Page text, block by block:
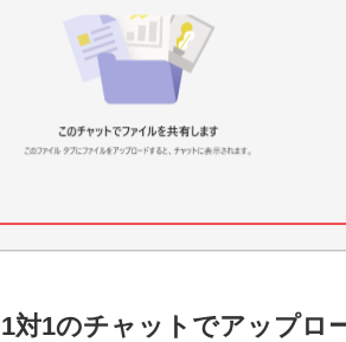
対1のチャットでアップロ